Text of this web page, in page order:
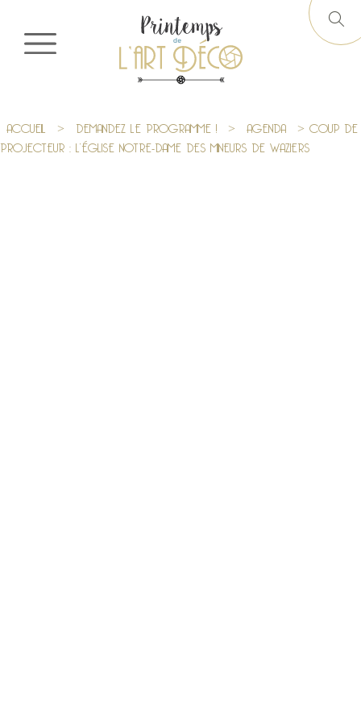
ACCUEIL > DEMANDEZ LE PROGRAMME ! > AGENDA > COUP DE
PROJECTEUR : L’ÉGLISE NOTRE-DAME DES MINEURS DE WAZIERS